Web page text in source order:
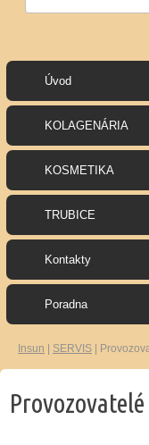
Úvod
KOLAGENÁRIA
KOSMETIKA
TRUBICE
Kontakty
Poradna
Insun SERVIS